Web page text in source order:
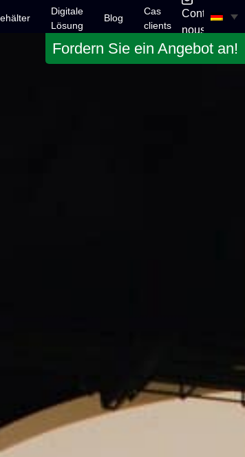
Digitale
Lösung
Blog
Cas
clients
Contactez-
nous
Fordern Sie ein Angebot an!